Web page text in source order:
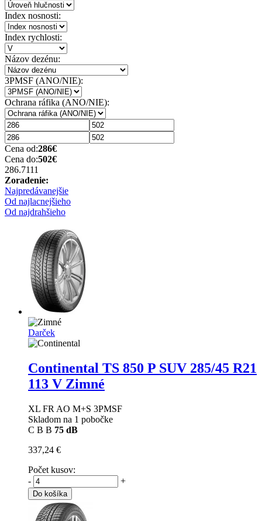
Index nosnosti:
Index rychlosti:
Názov dezénu:
3PMSF (ANO/NIE):
Ochrana ráfika (ANO/NIE):
Cena od:286€
Cena do:502€
286.7111
Zoradenie:
Najpredávanejšie
Od najlacnejšieho
Od najdrahšieho
Darček
Continental TS 850 P SUV 285/45 R21
113 V Zimné
XL FR AO M+S 3PMSF
Skladom na 1 pobočke
C B B 75 dB
337,24 €
Počet kusov:
-
+
Do košíka